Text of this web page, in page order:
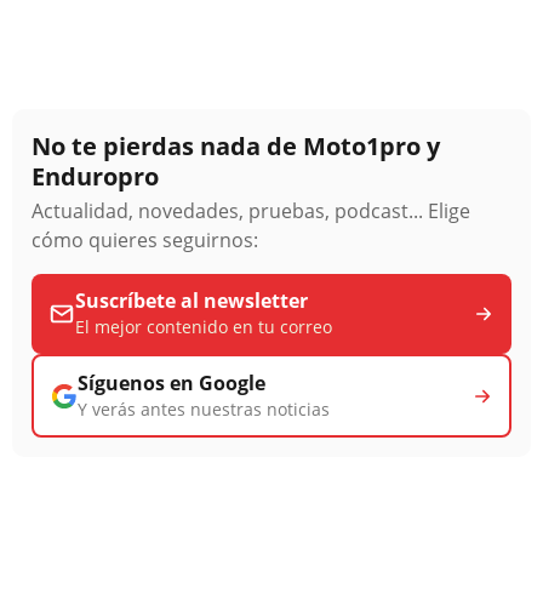
No te pierdas nada de Moto1pro y
Enduropro
Actualidad, novedades, pruebas, podcast... Elige
cómo quieres seguirnos:
Suscríbete al newsletter
El mejor contenido en tu correo
Síguenos en Google
Y verás antes nuestras noticias